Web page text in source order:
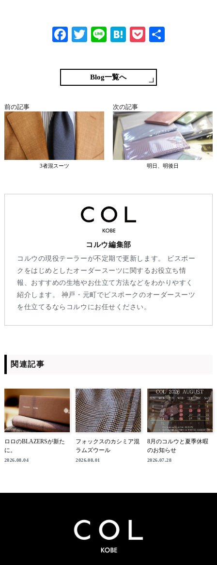
Fa
bo
ok
T
tte
r
Li
H
en
a
P
ke
t
Blog一覧へ
前の記事
3者混スーツ
次の記事
明日、明後日
コルウ編集部
コルウの現役テーラーが不定期で更新します。 ビスポー
クをはじめとしたオーダースーツに関するお役立ち情
報、おすすめの生地やお仕立て方法などをわかりやすく
紹介します。 神戸・元町でビスポークのオーダースーツ
を仕立てるならコルウにお任せください。
関連記事
ロロのBLAZERSが新た
に。
2026.08.04
フォックスのカシミア混
ラムズウール
2026.08.01
8月のコルウと夏季休暇
のお知らせ
2026.07.28